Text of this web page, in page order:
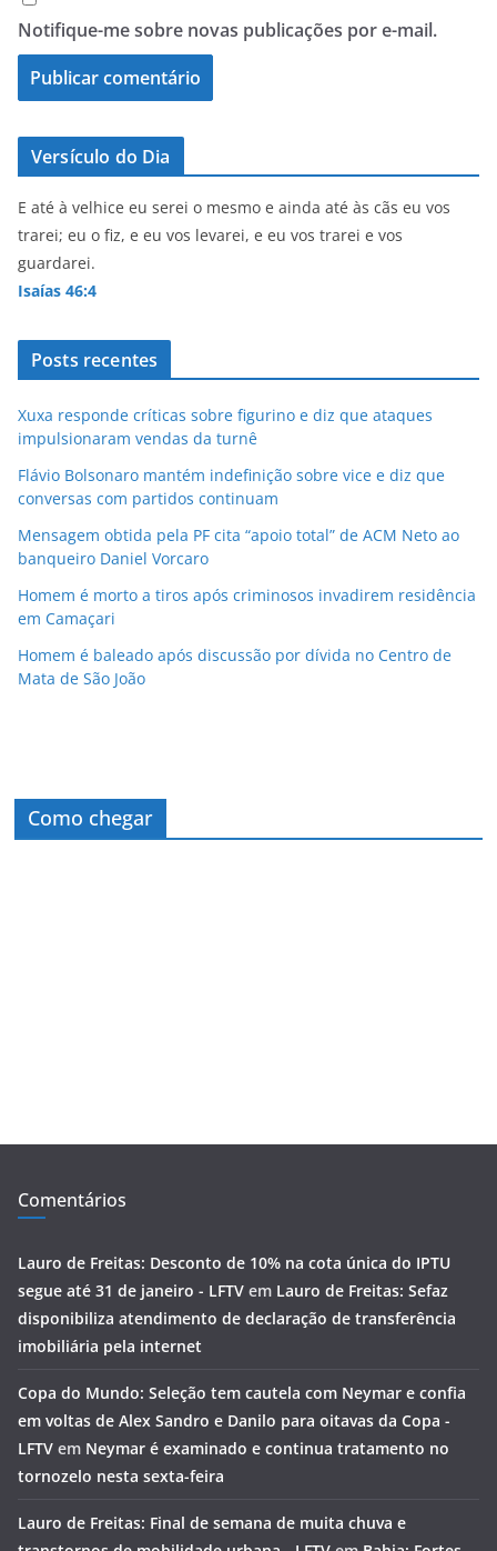
Notifique-me sobre novas publicações por e-mail.
Versículo do Dia
E até à velhice eu serei o mesmo e ainda até às cãs eu vos
trarei; eu o fiz, e eu vos levarei, e eu vos trarei e vos
guardarei.
Isaías 46:4
Posts recentes
Xuxa responde críticas sobre figurino e diz que ataques
impulsionaram vendas da turnê
Flávio Bolsonaro mantém indefinição sobre vice e diz que
conversas com partidos continuam
Mensagem obtida pela PF cita “apoio total” de ACM Neto ao
banqueiro Daniel Vorcaro
Homem é morto a tiros após criminosos invadirem residência
em Camaçari
Homem é baleado após discussão por dívida no Centro de
Mata de São João
Como chegar
Comentários
Lauro de Freitas: Desconto de 10% na cota única do IPTU
segue até 31 de janeiro - LFTV em Lauro de Freitas: Sefaz
disponibiliza atendimento de declaração de transferência
imobiliária pela internet
Copa do Mundo: Seleção tem cautela com Neymar e confia
em voltas de Alex Sandro e Danilo para oitavas da Copa -
LFTV em Neymar é examinado e continua tratamento no
tornozelo nesta sexta-feira
Lauro de Freitas: Final de semana de muita chuva e